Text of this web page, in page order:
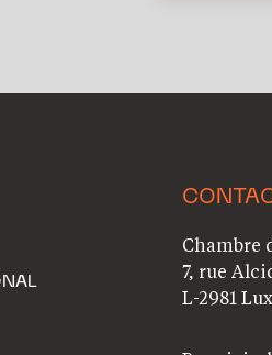
Chambre
7, rue
L-2981